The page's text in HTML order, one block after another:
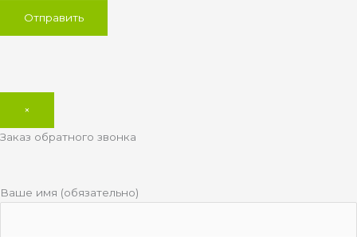
×
Заказ обратного звонка
Ваше имя (обязательно)